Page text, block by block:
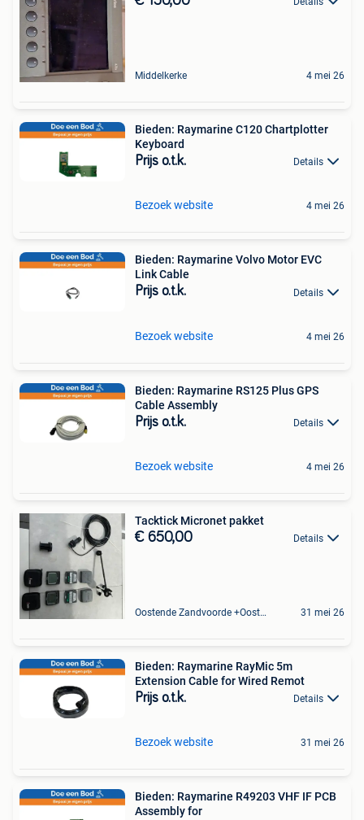
Middelkerke 4 mei 26
Bieden: Raymarine C120 Chartplotter
Keyboard
Prijs o.t.k. Details
Bezoek website 4 mei 26
Bieden: Raymarine Volvo Motor EVC
Link Cable
Prijs o.t.k. Details
Bezoek website 4 mei 26
Bieden: Raymarine RS125 Plus GPS
Cable Assembly
Prijs o.t.k. Details
Bezoek website 4 mei 26
Tacktick Micronet pakket
€ 650,00 Details
Oostende Zandvoorde +Oostende 31 mei 26
Bieden: Raymarine RayMic 5m
Extension Cable for Wired Remot
Prijs o.t.k. Details
Bezoek website 31 mei 26
Bieden: Raymarine R49203 VHF IF PCB
Assembly for